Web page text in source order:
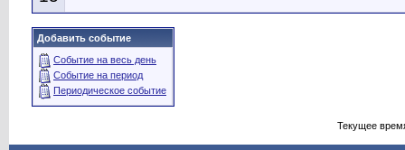
Добавить событие
Событие на весь день
Событие на период
Периодическое событие
Текущее